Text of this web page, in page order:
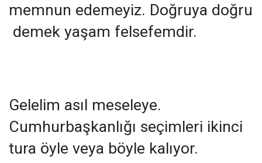
memnun edemeyiz. Doğruya doğru
demek yaşam felsefemdir.
Gelelim asıl meseleye.
Cumhurbaşkanlığı seçimleri ikinci
tura öyle veya böyle kalıyor.